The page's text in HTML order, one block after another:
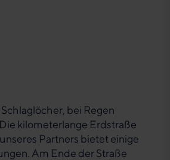
bei Regen
kilometerlange Erdstraße
Partners bietet einige
Am Ende der Straße